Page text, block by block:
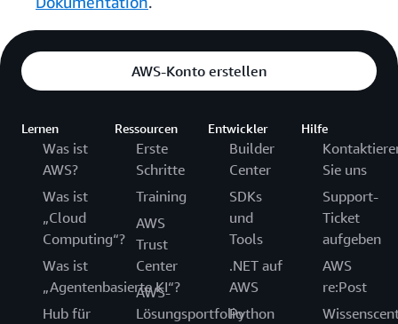
AWS-Konto erstellen
Lernen
Was ist
AWS?
Was ist
„Cloud
Computing“?
Was ist
„Agentenbasierte KI“?
Hub für
Ressourcen
Erste
Schritte
Training
AWS
Trust
Center
AWS-
Lösungsportfolio
Entwickler
Builder
Center
SDKs
und
Tools
.NET auf
AWS
Python
Hilfe
Sie uns
Support-
Ticket
aufgeben
AWS
re:Post